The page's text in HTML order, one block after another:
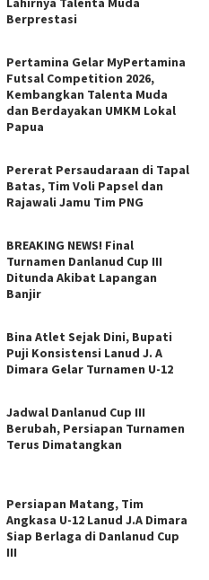
Berprestasi
Pertamina Gelar MyPertamina
Futsal Competition 2026,
Kembangkan Talenta Muda
dan Berdayakan UMKM Lokal
Papua
Pererat Persaudaraan di Tapal
Batas, Tim Voli Papsel dan
Rajawali Jamu Tim PNG
BREAKING NEWS! Final
Turnamen Danlanud Cup III
Ditunda Akibat Lapangan
Banjir
Bina Atlet Sejak Dini, Bupati
Puji Konsistensi Lanud J. A
Dimara Gelar Turnamen U-12
Jadwal Danlanud Cup III
Berubah, Persiapan Turnamen
Terus Dimatangkan
Persiapan Matang, Tim
Angkasa U-12 Lanud J.A Dimara
Siap Berlaga di Danlanud Cup
III